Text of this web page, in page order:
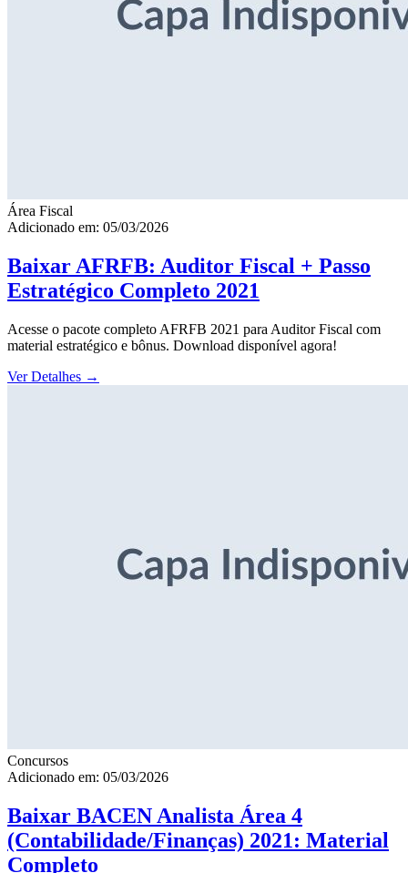
Área Fiscal
Adicionado em: 05/03/2026
Baixar AFRFB: Auditor Fiscal + Passo
Estratégico Completo 2021
Acesse o pacote completo AFRFB 2021 para Auditor Fiscal com
material estratégico e bônus. Download disponível agora!
Ver Detalhes →
Concursos
Adicionado em: 05/03/2026
Baixar BACEN Analista Área 4
(Contabilidade/Finanças) 2021: Material
Completo